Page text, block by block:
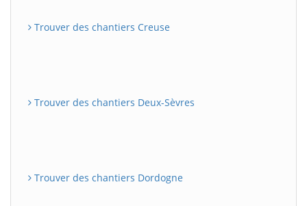
Trouver des chantiers Creuse
Trouver des chantiers Deux-Sèvres
Trouver des chantiers Dordogne